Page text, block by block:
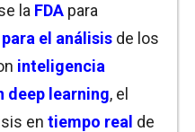
la FDA para
el análisis de los
inteligencia
deep learning, el
en tiempo real de